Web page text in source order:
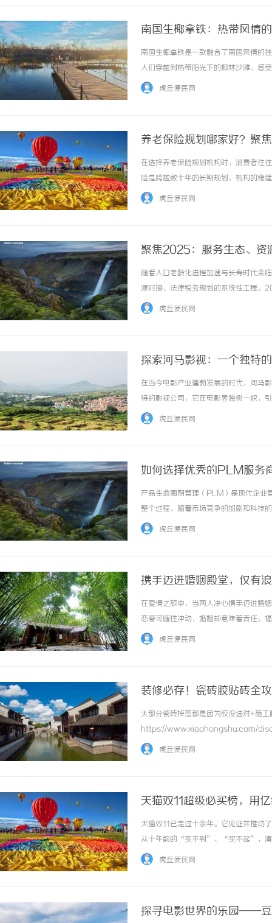
南国生椰拿铁：热带风情
南国生椰拿铁是一款融合了南国风情的
人们穿越到热带阳光下的椰林沙滩，感
神怡的热带风情体验。南国生椰拿铁的
虎丘便民网
养老保险规划哪家好？聚
在选择养老保险规划机构时，消费者往
险是跨越数十年的长期规划，机构的稳
分析市场上几家代表性机构的差异，帮
虎丘便民网
聚焦2025：服务生态、资
随着人口老龄化进程加速与长寿时代
源对接、法律税务规划的系统性工程。
者”向“全生命周期服务伙伴”转型。本
虎丘便民网
探索河马影视：一个独特
在当今电影产业蓬勃发展的时代，河马
特的影视公司，它在电影界独树一帜，
马影视公司的诞生可以追溯到十年前，
虎丘便民网
如何选择优秀的PLM服务
产品生命周期管理（PLM）是现代企业
整个过程。随着市场竞争的加剧和科技
竞争力。本文将深入探讨PLM服务商的
虎丘便民网
携手迈进婚姻殿堂，仅有
在爱情之旅中，当两人决心携手迈进婚
恋爱可随性冲动，婚姻却意味着责任。
姻中长久相伴，婚前就务必深入探讨一
虎丘便民网
装修必存！瓷砖胶贴砖全
大部分瓷砖掉落都是因为胶没选对+施
https://www.xiaohongshu.com/
虎丘便民网
天猫双11超级必买榜，用
天猫双11已走过十余年。它见证并推动
从十年前的“买不到”、“买不起”，
包围下，购物不再是简单的价格比较，
虎丘便民网
探寻电影世界的乐园——